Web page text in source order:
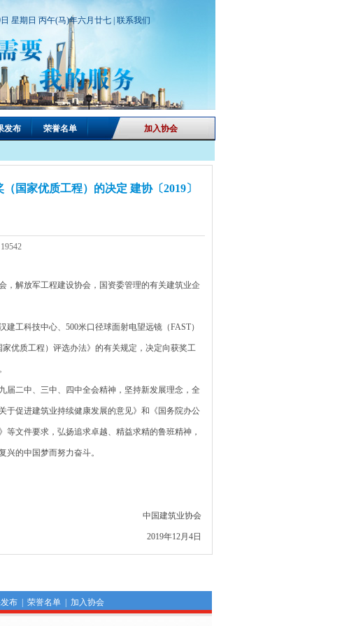
星期日 丙午(马)年六月廿七 | 联系我们
发布 荣誉名单 加入协会
国家优质工程）的决定 建协〔2019〕
，解放军工程建设协会，国资委管理的有关建筑业企
工科技中心、500米口径球面射电望远镜（FAST）
优质工程）评选办法》的有关规定，决定向获奖工
二中、三中、四中全会精神，坚持新发展理念，全
于促进建筑业持续健康发展的意见》和《国务院办公
文件要求，弘扬追求卓越、精益求精的鲁班精神，
的中国梦而努力奋斗。
中国建筑业协会
2019年12月4日
布| 荣誉名单| 加入协会